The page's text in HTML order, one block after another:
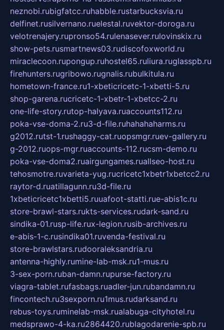
neznobi.rubigfatcc.ruhabble.rustarbucksvia.ru
delfinet.rusilvernano.ruelestal.ruvektor-doroga.ru
velotrenajery.rupronso54.rulenasever.rulovinskix.ru
show-pets.rusmartnews03.rudiscofoxworld.ru
miraclecoon.rupongup.ruhostel65.ruliura.ruglasspb.ru
firehunters.rugribowo.rugnalis.rubulkitula.ru
hometown-france.ru1-xbeticricetc-1-xbetti-5.ru
shop-garena.rucricetc-1-xbetr-1-xbetcc-2.ru
one-life-story.rutop-halyava.ruaccounts112.ru
poka-vse-doma-2.ru3-d-file.ruhahahaharms.ru
g2012.rutst-1.rushaggy-cat.ruopsmgr.ruev-gallery.ru
g-2012.ruops-mgr.ruaccounts-112.rucsm-demo.ru
poka-vse-doma2.ruairgungames.ruallseo-host.ru
tehosmotre.ruvarieta-yug.rucricetc1xbetr1xbetcc2.ru
raytor-d.ruatillagunn.ru3d-file.ru
1xbeticricetc1xbetti5.ruuafoot-statti.rue-abis1c.ru
store-brawl-stars.rukts-services.rudark-sand.ru
sindika-01.rusp-life.rux-legion.rusib-archives.ru
e-abis-1-c.rusindika01.ruvenda-festival.ru
store-brawlstars.rudooraleksandria.ru
antenna-highly.rumine-lab-msk.ru1-mus.ru
3-sex-porn.ruban-damn.rupurse-factory.ru
viagra-tablet.rufasbags.ruadler-jun.rubandamn.ru
fincontech.ru3sexporn.ru1mus.rudarksand.ru
rebus-toys.ruminelab-msk.rualabuga-cityhotel.ru
medsprawo-4-ka.ru2864420.rublagodarenie-spb.ru